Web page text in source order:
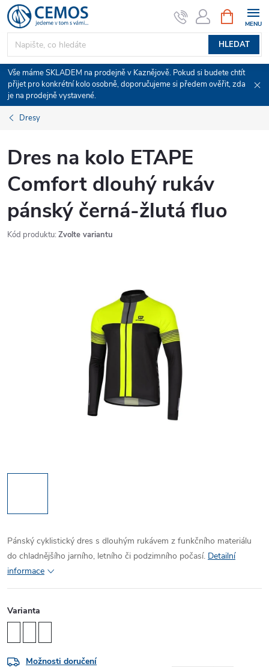
Přejít
na
obsah
HLEDAT
NÁKUPNÍ
KOŠÍK
Vše máme SKLADEM na prodejně v Kaznějově. Pokud si budete chtít
přijet pro konkrétní kolo osobně, doporučujeme si předem ověřit, zda
je na prodejně vystavené.
Dresy
Dres na kolo ETAPE
Comfort dlouhý rukáv
pánský černá-žlutá fluo
Kód produktu: Zvolte variantu
Pánský cyklistický dres s dlouhým rukávem z funkčního materiálu
do chladnějšího jarního, letního či podzimního počasí. Detailní
informace
Varianta
Možnosti doručení